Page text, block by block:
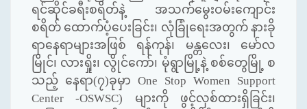
ရင်ဆိုင်ခရီးစရိတ်နဲ့ အသက်မွေးဝမ်းကျောင်း
စရိတ် ထောက်ပံ့ပေးခြင်း၊ လုံခြုံရေးအတွက် နားခို
ရာနေရာများအဖြစ် ရန်ကုန်၊ မန္တလေး၊ မော်လ
မြိုင်၊ လားရှိုး၊ လွိုင်ကော်၊ မုံရွာမြို့နဲ့ စစ်တွေမြို့ စ
သည့် နေရာ(၇)ခုမှာ One Stop Women Support
Center -OSWSC) များကို ဖွင့်လှစ်ထားရှိခြင်း၊